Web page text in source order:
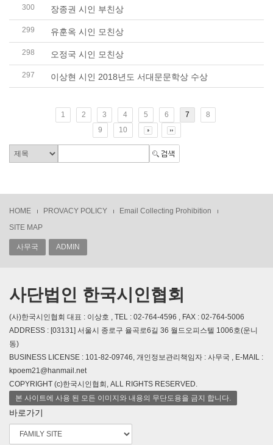
300 장종권 시인 부친상
299 유훈옥 시인 모친상
298 오정국 시인 모친상
297 이상현 시인 2018년도 서대문문학상 수상
1 2 3 4 5 6 7
8
9
10
HOME PROVACY POLICY
Email Collecting Prohibition
SITE MAP
사무국 ADMIN
사단법인 한국시인협회
(사)한국시인협회 대표 : 이상호 , TEL : 02-764-4596 , FAX : 02-764-5006
ADDRESS : [03131] 서울시 종로구 율곡로6길 36 월드오피스텔 1006호(운니
동)
BUSINESS LICENSE : 101-82-09746, 개인정보관리책임자 : 사무국 , E-MAIL :
kpoem21@hanmail.net
COPYRIGHT (c)한국시인협회, ALL RIGHTS RESERVED.
본 사이트에 사용 된 모든 이미지와 내용의 무단도용을 금지 합니다.
바로가기